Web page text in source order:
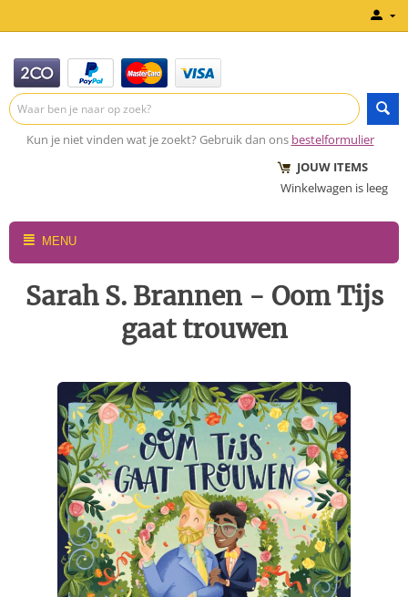
Kun je niet vinden wat je zoekt? Gebruik dan ons bestelformulier
JOUW ITEMS
Winkelwagen is leeg
MENU
Sarah S. Brannen - Oom Tijs
gaat trouwen